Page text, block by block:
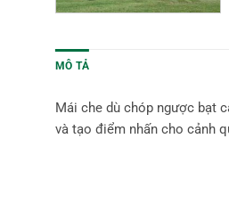
MÔ TẢ
Mái che dù chóp ngược bạt
và tạo điểm nhấn cho cảnh